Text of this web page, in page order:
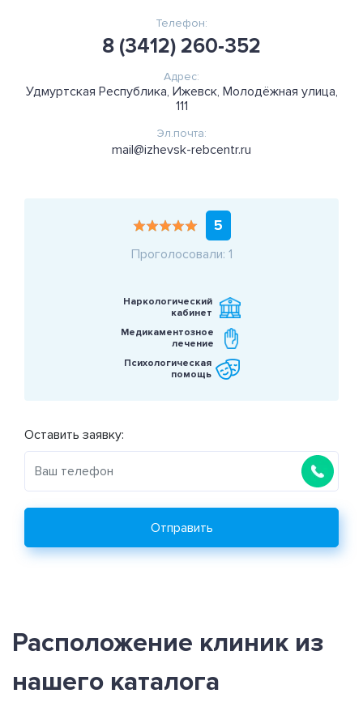
Телефон:
8 (3412) 260-352
Адрес:
Удмуртская Республика, Ижевск, Молодёжная улица,
111
Эл.почта:
mail@izhevsk-rebcentr.ru
5
Проголосовали: 1
Наркологический
кабинет
Медикаментозное
лечение
Психологическая
помощь
Оставить заявку:
Отправить
Расположение клиник из
нашего каталога